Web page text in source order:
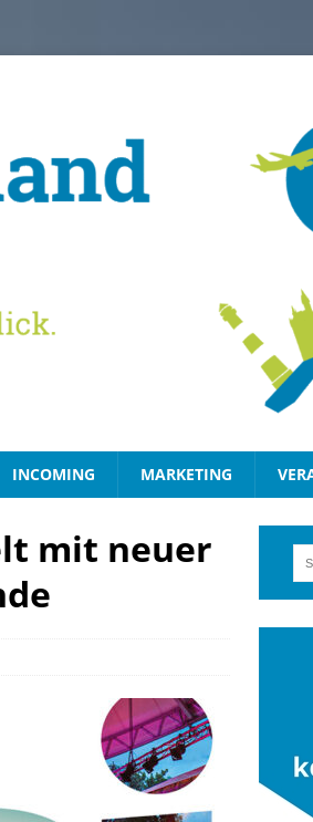
INCOMING MARKETING
mit neuer